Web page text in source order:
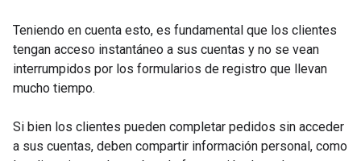
Teniendo en cuenta esto, es fundamental que los clientes
tengan acceso instantáneo a sus cuentas y no se vean
interrumpidos por los formularios de registro que llevan
mucho tiempo.
Si bien los clientes pueden completar pedidos sin acceder
a sus cuentas, deben compartir información personal, como